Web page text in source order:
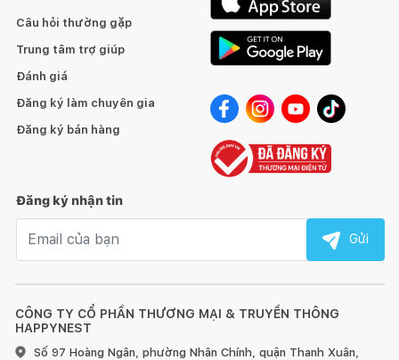
CÔNG TY CỔ PHẦN THƯƠNG MẠI & TRUYỀN THÔNG
HAPPYNEST
Số 97 Hoàng Ngân, phường Nhân Chính, quận Thanh Xuân,
Câu hỏi thường gặp
Trung tâm trợ giúp
Đánh giá
Đăng ký làm chuyên gia
Đăng ký bán hàng
Đăng ký nhận tin
Gửi